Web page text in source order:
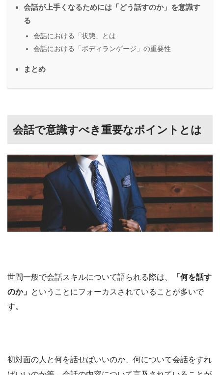
会話が上手くなるためには「どう話すのか」を意識す
る
会話における「状態」とは
会話における「ボディランゲージ」の重要性
まとめ
会話で意識すべき重要なポイントとは
世間一般で会話スキルについて語られる際は、
「何を話す
のか」 ということにフォーカスされていることが多いで
す。
初対面の人と何を話せばいいのか、何について会話をすれ